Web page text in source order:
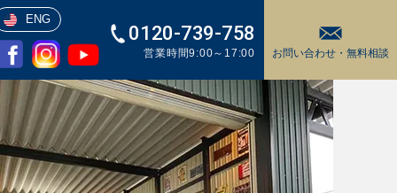
ENG
0120-739-758
営業時間9:00～17:00 お問い合わせ・ 無料相談